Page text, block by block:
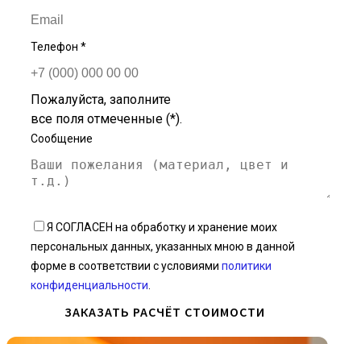
Телефон *
Пожалуйста, заполните
все поля отмеченные (*).
Сообщение
Я СОГЛАСЕН на обработку и хранение моих
персональных данных, указанных мною в данной
форме в соответствии с условиями политики
конфиденциальности.
ЗАКАЗАТЬ РАСЧЁТ СТОИМОСТИ